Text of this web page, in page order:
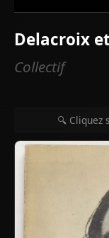
Delacroix
Collectif
🔍